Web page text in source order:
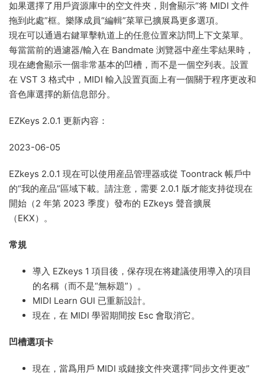
如果選擇了用戶資源庫中的空文件夾，則會顯示“将 MIDI 文件
拖到此處”框。樂隊成員“編輯”菜單已擴展爲更多選項。
現在可以通過右鍵單擊軌道上的任意位置來訪問上下文菜單。
每當當前的過濾器/輸入在 Bandmate 浏覽器中産生零結果時，
現在總會顯示一個非常基本的凹槽，而不是一個空列表。設置
在 VST 3 格式中，MIDI 輸入設置頁面上有一個關于程序更改和
音色庫選擇的新信息部分。
EZKeys 2.0.1 更新内容：
2023-06-05
EZkeys 2.0.1 現在可以使用産品管理器或從 Toontrack 帳戶中
的“我的産品”區域下載。請注意，需要 2.0.1 版才能支持從現在
開始（2 年第 2023 季度）發布的 EZkeys 聲音擴展
（EKX）。
常規
導入 EZkeys 1 項目後，保存現在将建議使用導入的項目
的名稱（而不是“無标題”）。
MIDI Learn GUI 已重新設計。
現在，在 MIDI 學習期間按 Esc 會取消它。
凹槽選項卡
現在，當爲用戶 MIDI 或鏈接文件夾選擇“同步文件更改”